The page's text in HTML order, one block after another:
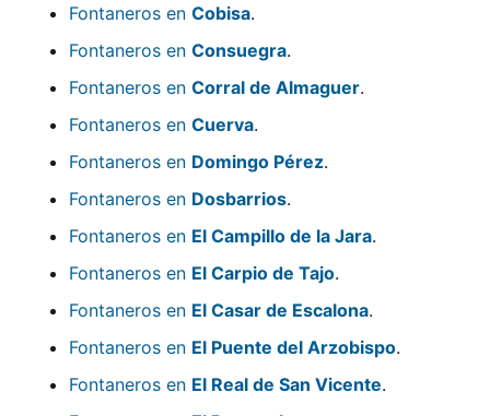
Fontaneros en Cobisa.
Fontaneros en Consuegra.
Fontaneros en Corral de Almaguer.
Fontaneros en Cuerva.
Fontaneros en Domingo Pérez.
Fontaneros en Dosbarrios.
Fontaneros en El Campillo de la Jara.
Fontaneros en El Carpio de Tajo.
Fontaneros en El Casar de Escalona.
Fontaneros en El Puente del Arzobispo.
Fontaneros en El Real de San Vicente.